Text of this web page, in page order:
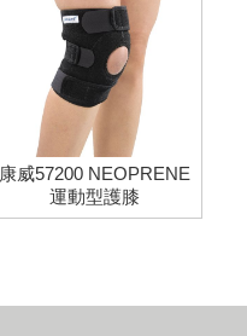
康威57200 NEOPRENE
運動型護膝